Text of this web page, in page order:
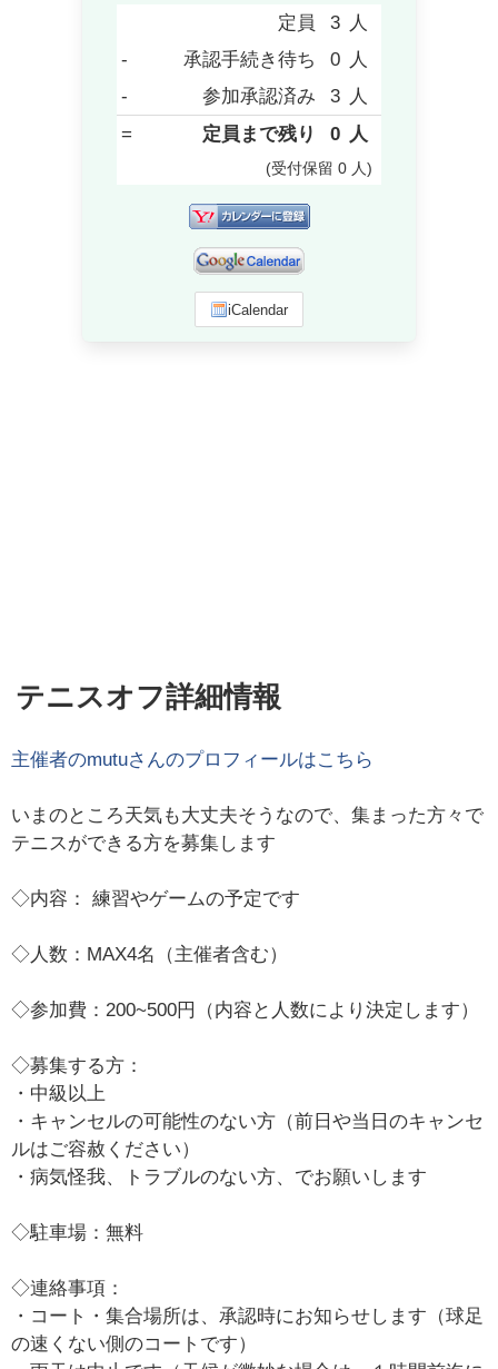
定員 3 人
-
承認手続き待ち 0 人
-
参加承認済み 3 人
=
定員まで残り 0 人
(受付保留 0 人)
iCalendar
テニスオフ詳細情報
主催者のmutuさんのプロフィールはこちら
いまのところ天気も大丈夫そうなので、集まった方々で
テニスができる方を募集します
◇内容： 練習やゲームの予定です
◇人数：MAX4名（主催者含む）
◇参加費：200~500円（内容と人数により決定します）
◇募集する方：
・中級以上
・キャンセルの可能性のない方（前日や当日のキャンセ
ルはご容赦ください）
・病気怪我、トラブルのない方、でお願いします
◇駐車場：無料
◇連絡事項：
・コート・集合場所は、承認時にお知らせします（球足
の速くない側のコートです）